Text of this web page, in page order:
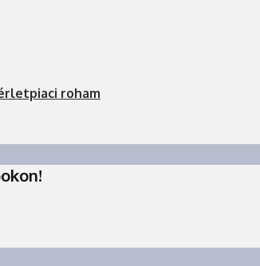
roham